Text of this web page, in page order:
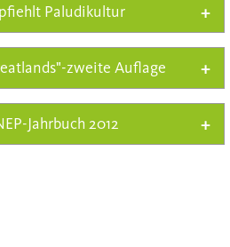
Paludikultur
zweite Auflage
Jahrbuch 2012